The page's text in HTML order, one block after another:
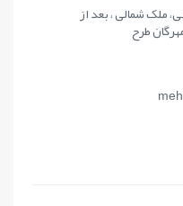
شمالی ، بعد از